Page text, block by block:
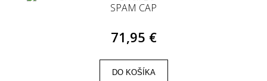
SPAM CAP
71,95 €
DO KOŠÍKA